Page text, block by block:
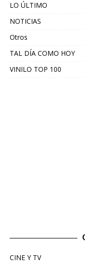
LO ÚLTIMO
NOTICIAS
Otros
TAL DÍA COMO HOY
VINILO TOP 100
CINE Y TV